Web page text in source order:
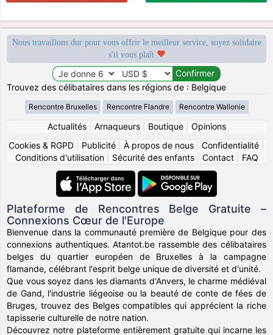
Nous travaillons dur pour vous offrir le meilleur service, soyez solidaire
s'il vous plaît
Trouvez des célibataires dans les régions de : Belgique
Rencontre Bruxelles Rencontre Flandre Rencontre Wallonie
Actualités| Arnaqueurs| Boutique| Opinions
Cookies & RGPD
Publicité À propos de nous Confidentialité
Conditions d'utilisation| Sécurité des enfants| Contact| FAQ
Plateforme de Rencontres Belge Gratuite –
Connexions Cœur de l'Europe
Bienvenue dans la communauté première de Belgique pour des
connexions authentiques. Atantot.be rassemble des célibataires
belges du quartier européen de Bruxelles à la campagne
flamande, célébrant l'esprit belge unique de diversité et d'unité.
Que vous soyez dans les diamants d'Anvers, le charme médiéval
de Gand, l'industrie liégeoise ou la beauté de conte de fées de
Bruges, trouvez des Belges compatibles qui apprécient la riche
tapisserie culturelle de notre nation.
Découvrez notre plateforme entièrement gratuite qui incarne les